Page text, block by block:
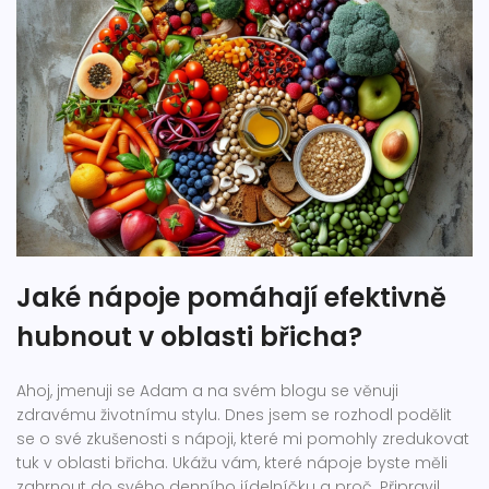
Jaké nápoje pomáhají efektivně
hubnout v oblasti břicha?
Ahoj, jmenuji se Adam a na svém blogu se věnuji
zdravému životnímu stylu. Dnes jsem se rozhodl podělit
se o své zkušenosti s nápoji, které mi pomohly zredukovat
tuk v oblasti břicha. Ukážu vám, které nápoje byste měli